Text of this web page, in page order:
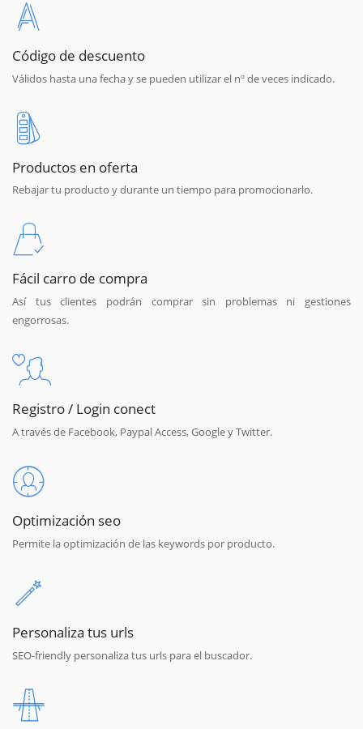
Código de descuento
Válidos hasta una fecha y se pueden utilizar el nº de veces indicado.
Productos en oferta
Rebajar tu producto y durante un tiempo para promocionarlo.
Fácil carro de compra
Así tus clientes podrán comprar sin problemas ni gestiones
engorrosas.
Registro / Login conect
A través de Facebook, Paypal Access, Google y Twitter.
Optimización seo
Permite la optimización de las keywords por producto.
Personaliza tus urls
SEO-friendly personaliza tus urls para el buscador.